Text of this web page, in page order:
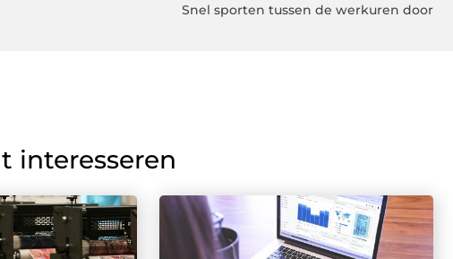
Snel sporten tussen de werkuren door
interesseren